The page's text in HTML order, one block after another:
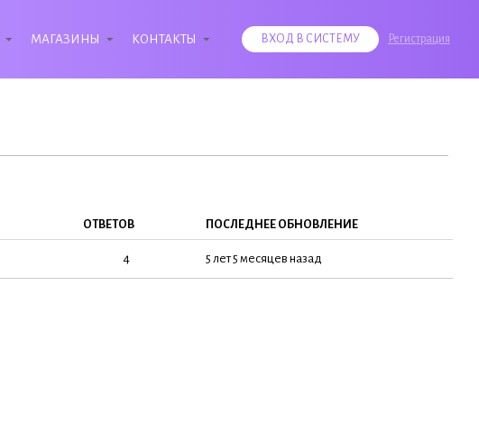
МАГАЗИНЫ КОНТАКТЫ ВХОД В СИСТЕМУ Регистрация
ОТВЕТОВ ПОСЛЕДНЕЕ ОБНОВЛЕНИЕ
4 5 лет 5 месяцев назад